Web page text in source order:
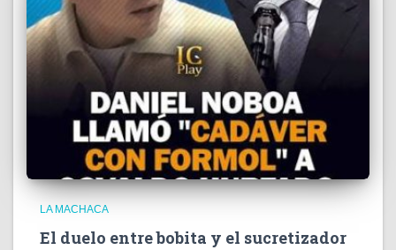
LA MACHACA
El duelo entre bobita y el sucretizador